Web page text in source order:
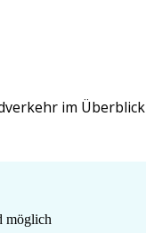
im Überblick
möglich